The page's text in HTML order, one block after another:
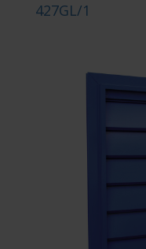
427GL/1